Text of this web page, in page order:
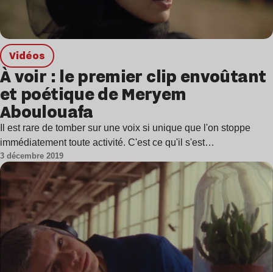
Vidéos
À voir : le premier clip envoûtant
et poétique de Meryem
Aboulouafa
Il est rare de tomber sur une voix si unique que l'on stoppe
immédiatement toute activité. C'est ce qu'il s'est…
3 décembre 2019